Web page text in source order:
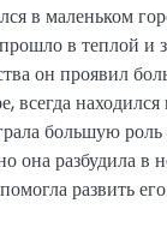
в маленьком
в теплой и
он проявил
всегда
большую роль
она разбудила в
развить